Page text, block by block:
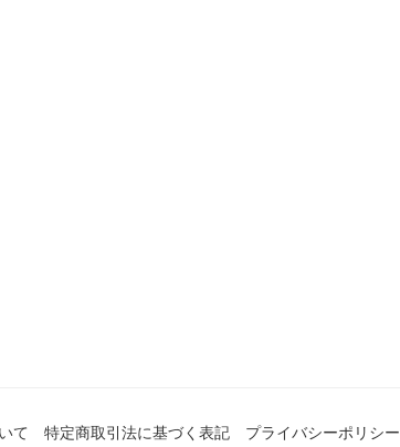
て 特定商取引法に基づく表記 プライバシーポリシー